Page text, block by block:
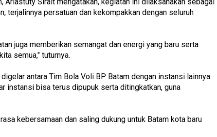
terjalinnya persatuan dan kekompakkan dengan seluruh
juga memberikan semangat dan energi yang baru serta
semua," tuturnya.
antara Tim Bola Voli BP Batam dengan instansi lainnya.
instansi bisa terus dipupuk serta ditingkatkan, guna
kebersamaan dan saling dukung untuk Batam kota baru